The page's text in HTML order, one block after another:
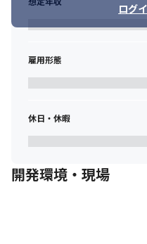
・スマートフォンやタブレッ
・各種デバイス（
・当社開発の解析モデルをつ
ス　など
ログ
雇用形態
休日・休暇
開発環境・現場